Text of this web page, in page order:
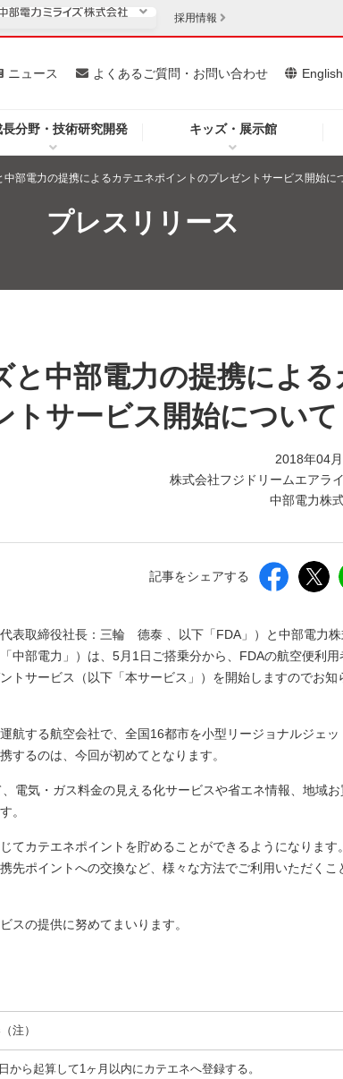
長分野・技術研究開発 キッズ・展示館
ニュース よくあるご質問・お問い合わせ English
安定供給
企業情報
を開きます）
法人のお客さま
採用情報
中部電力の提携によるカテエネポイントのプレゼントサービス開始に
プレスリリース
と中部電力の提携による
トサービス開始について
2018年04
株式会社フジドリームエアラ
中部電力株
記事をシェアする
表取締役社長：三輪 德泰 、以下「FDA」）と中部電力
部電力」）は、5月1日ご搭乗分から、FDAの航空便利用
トサービス（以下「本サービス」）を開始しますのでお知
航する航空会社で、全国16都市を小型リージョナルジェッ
するのは、今回が初めてとなります。
電気・ガス料金の見える化サービスや省エネ情報、地域
。
てカテエネポイントを貯めることができるようになります
先ポイントへの交換など、様々な方法でご利用いただくこ
スの提供に努めてまいります。
注）
ら起算して1ヶ月以内にカテエネへ登録する。